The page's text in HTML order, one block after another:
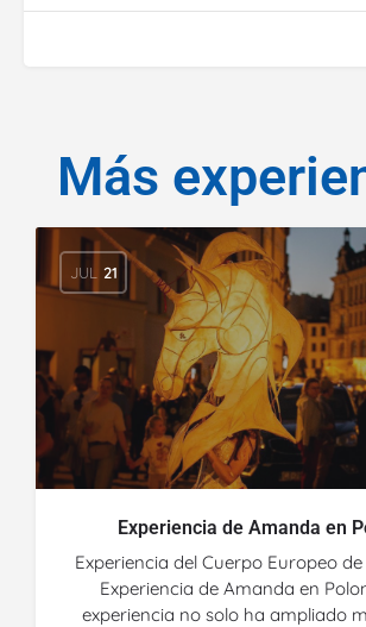
Más
JUL 21
Experiencia de Amanda en
Experiencia del Cuerpo Europeo
Experiencia de Amanda en
experiencia no solo ha ampliado